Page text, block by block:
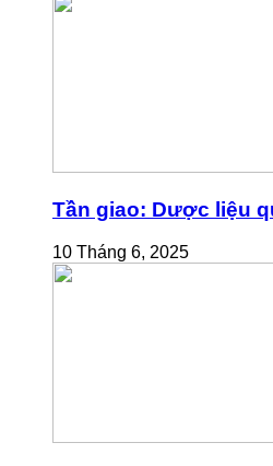
Tần giao: Dược liệu
10 Tháng 6, 2025